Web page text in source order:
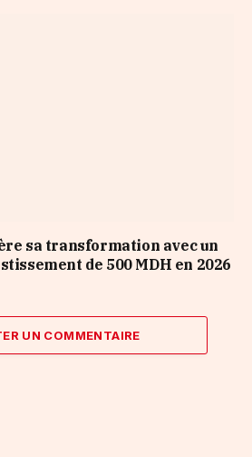
sa transformation avec un
de 500 MDH en 2026
UN COMMENTAIRE